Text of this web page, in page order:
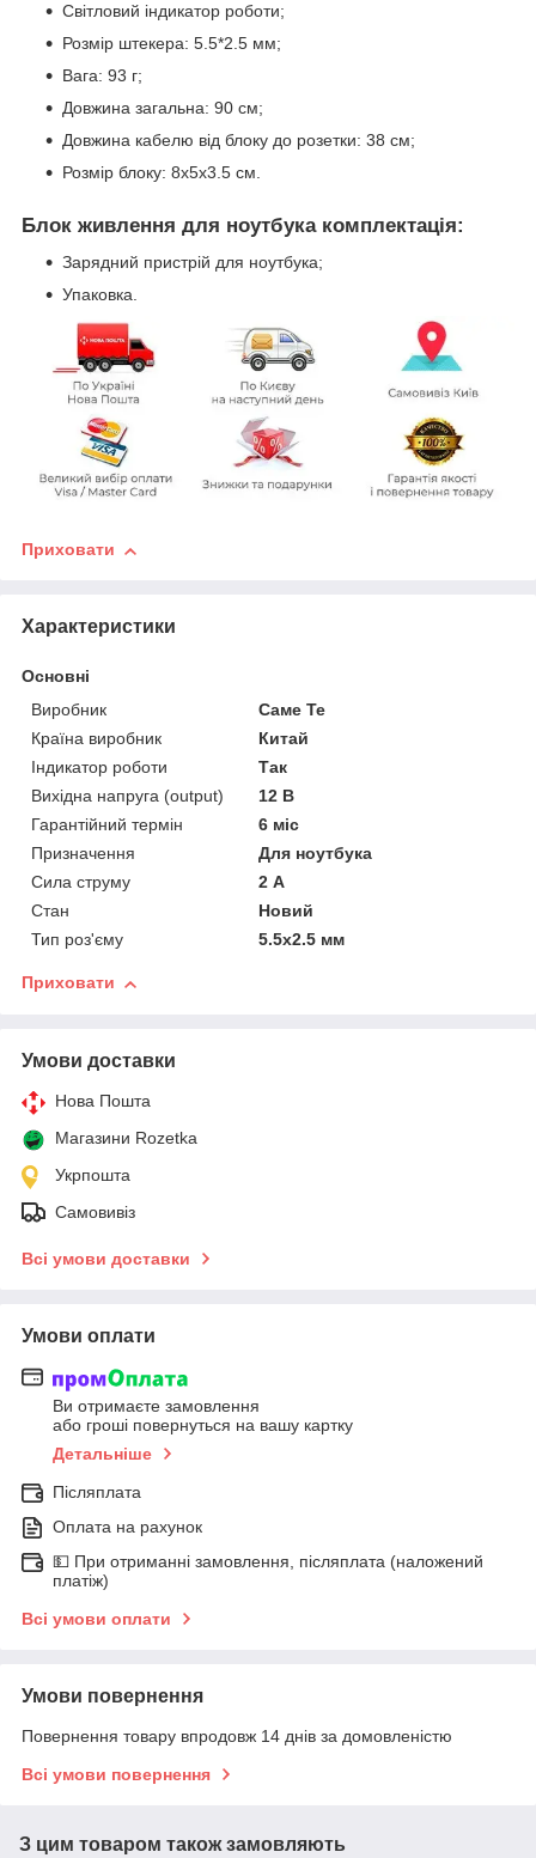
Світловий індикатор роботи;
Розмір штекера: 5.5*2.5 мм;
Вага: 93 г;
Довжина загальна: 90 см;
Довжина кабелю від блоку до розетки: 38 см;
Розмір блоку: 8х5х3.5 см.
Блок живлення для ноутбука комплектація:
Зарядний пристрій для ноутбука;
Упаковка.
Приховати
Характеристики
Основні
Виробник
Саме Те
Країна виробник
Китай
Індикатор роботи
Так
Вихідна напруга (output)
12 В
Гарантійний термін
6 міс
Призначення
Для ноутбука
Сила струму
2 А
Стан
Новий
Тип роз'єму
5.5x2.5 мм
Приховати
Умови доставки
Нова Пошта
Магазини Rozetka
Укрпошта
Самовивіз
Всі умови доставки
Умови оплати
Ви отримаєте замовлення
або гроші повернуться на вашу картку
Детальніше
Післяплата
Оплата на рахунок
💵 При отриманні замовлення, післяплата (наложений
платіж)
Всі умови оплати
Умови повернення
Повернення товару впродовж 14 днів за домовленістю
Всі умови повернення
З цим товаром також замовляють